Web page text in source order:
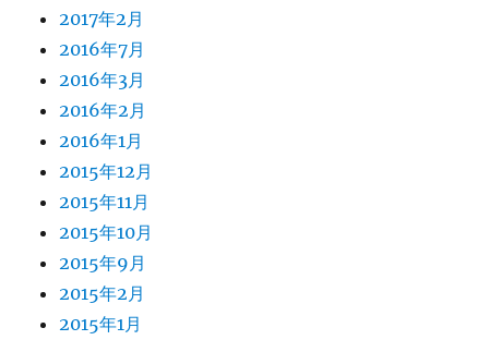
2017年2月
2016年7月
2016年3月
2016年2月
2016年1月
2015年12月
2015年11月
2015年10月
2015年9月
2015年2月
2015年1月